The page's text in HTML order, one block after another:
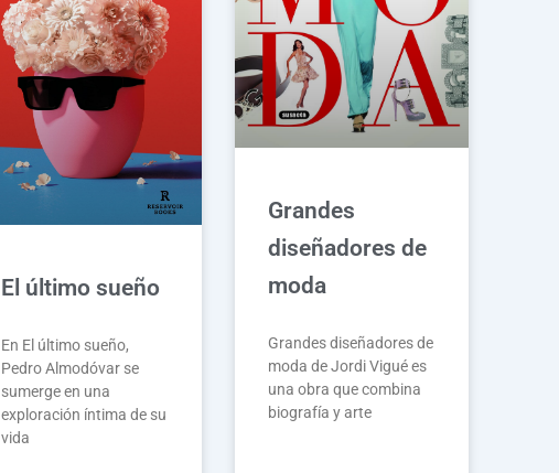
El último sueño
En El último sueño,
Pedro Almodóvar se
sumerge en una
exploración íntima de su
vida
Grandes
diseñadores de
moda
Grandes diseñadores de
moda de Jordi Vigué es
una obra que combina
biografía y arte